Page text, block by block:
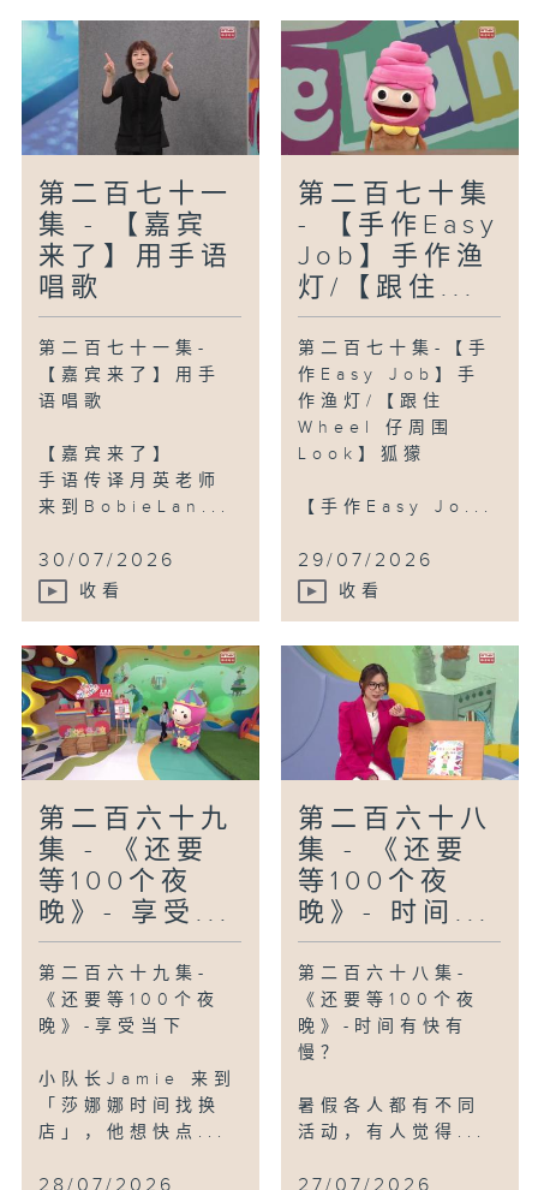
第二百七十一
集 - 【嘉宾
来了】用手语
唱歌
第二百七十一集-
【嘉宾来了】用手
语唱歌
【嘉宾来了】
手语传译月英老师
来到BobieLan...
30/07/2026
收看
第二百七十集
- 【手作Easy
Job】手作渔
灯/【跟住...
第二百七十集-【手
作Easy Job】手
作渔灯/【跟住
Wheel 仔周围
Look】狐獴
【手作Easy Jo...
29/07/2026
收看
第二百六十九
集 - 《还要
等100个夜
晚》- 享受...
第二百六十九集-
《还要等100个夜
晚》-享受当下
小队长Jamie 来到
「莎娜娜时间找换
店」，他想快点...
第二百六十八
集 - 《还要
等100个夜
晚》- 时间...
第二百六十八集-
《还要等100个夜
晚》-时间有快有
慢？
暑假各人都有不同
活动，有人觉得...